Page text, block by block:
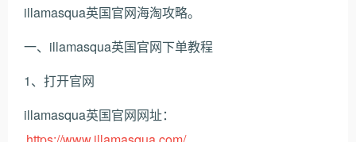
illamasqua英国官网海淘攻略。
一、illamasqua英国官网下单教程
1、打开官网
illamasqua英国官网网址：